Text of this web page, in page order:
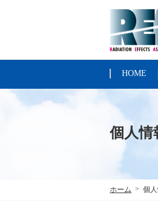
HOME
ホーム > 個
個人情